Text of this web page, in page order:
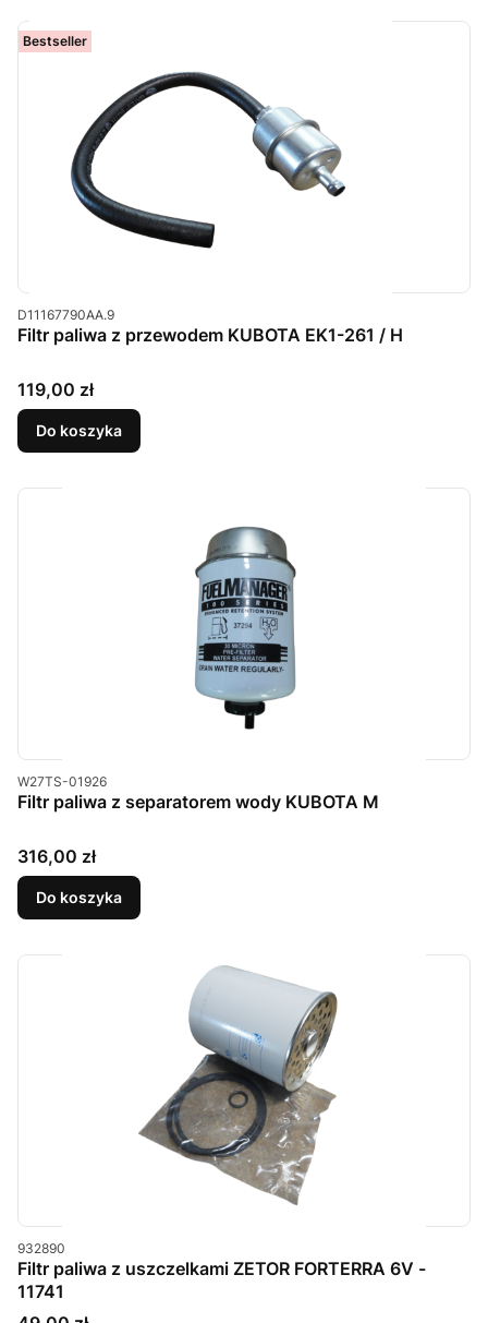
Bestseller
Kod produktu
D11167790AA.9
Filtr paliwa z przewodem KUBOTA EK1-261 / H
Cena
119,00 zł
Do koszyka
Kod produktu
W27TS-01926
Filtr paliwa z separatorem wody KUBOTA M
Cena
316,00 zł
Do koszyka
Kod produktu
932890
Filtr paliwa z uszczelkami ZETOR FORTERRA 6V -
11741